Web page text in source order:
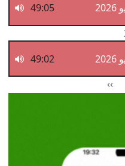
49:05
49:02
الصفحة التالية
››